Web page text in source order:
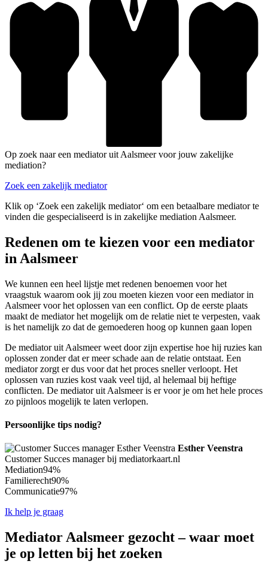
Op zoek naar een mediator uit Aalsmeer voor jouw zakelijke
mediation?
Zoek een zakelijk mediator
Klik op ‘Zoek een zakelijk mediator‘ om een betaalbare mediator te
vinden die gespecialiseerd is in zakelijke mediation Aalsmeer.
Redenen om te kiezen voor een mediator
in Aalsmeer
We kunnen een heel lijstje met redenen benoemen voor het
vraagstuk waarom ook jij zou moeten kiezen voor een mediator in
Aalsmeer voor het oplossen van een conflict. Op de eerste plaats
maakt de mediator het mogelijk om de relatie niet te verpesten, vaak
is het namelijk zo dat de gemoederen hoog op kunnen gaan lopen
De mediator uit Aalsmeer weet door zijn expertise hoe hij ruzies kan
oplossen zonder dat er meer schade aan de relatie ontstaat. Een
mediator zorgt er dus voor dat het proces sneller verloopt. Het
oplossen van ruzies kost vaak veel tijd, al helemaal bij heftige
conflicten. De mediator uit Aalsmeer is er voor je om het hele proces
zo pijnloos mogelijk te laten verlopen.
Persoonlijke tips nodig?
Esther Veenstra
Customer Succes manager bij mediatorkaart.nl
Mediation94%
Familierecht90%
Communicatie97%
Ik help je graag
Mediator Aalsmeer gezocht – waar moet
je op letten bij het zoeken